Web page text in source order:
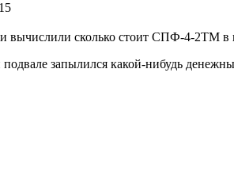
сколько стоит СПФ-4-2ТМ в
запылился какой-нибудь